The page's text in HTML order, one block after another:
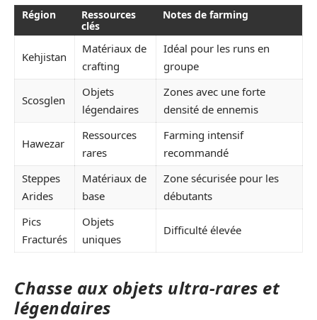
Région
Ressources
clés
Notes de farming
Kehjistan
Matériaux de
crafting
Idéal pour les runs en
groupe
Scosglen
Objets
légendaires
Zones avec une forte
densité de ennemis
Hawezar
Ressources
rares
Farming intensif
recommandé
Steppes
Arides
Matériaux de
base
Zone sécurisée pour les
débutants
Pics
Fracturés
Objets
uniques
Difficulté élevée
Chasse aux objets ultra-rares et
légendaires